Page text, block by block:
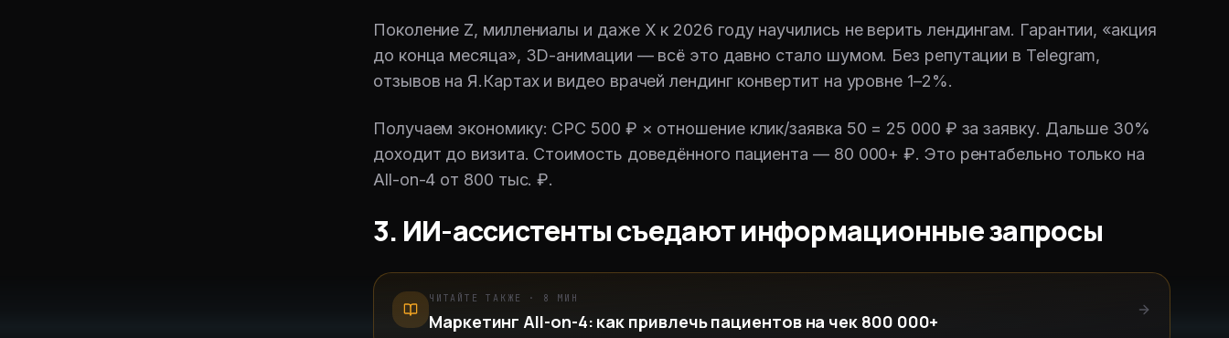
Поколение Z, миллениалы и даже X к 2026 году научились не верить лендингам. Гарантии, «акция
до конца месяца», 3D-анимации — всё это давно стало шумом. Без репутации в Telegram,
отзывов на Я.Картах и видео врачей лендинг конвертит на уровне 1–2%.
Получаем экономику: CPC 500 ₽ × отношение клик/заявка 50 = 25 000 ₽ за заявку. Дальше 30%
доходит до визита. Стоимость доведённого пациента — 80 000+ ₽. Это рентабельно только на
All-on-4 от 800 тыс. ₽.
3. ИИ-ассистенты съедают информационные запросы
ЧИТАЙТЕ ТАКЖЕ · 8 МИН
Маркетинг All-on-4: как привлечь пациентов на чек 800 000+